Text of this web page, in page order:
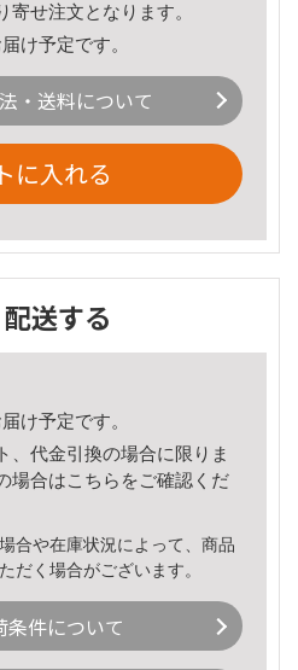
寄せ注文となります。
け予定です。
・送料について
に入れる
配送する
け予定です。
、代金引換の場合に限りま
場合はこちら をご確認くだ
合や在庫状況によって、商品
だく場合がございます。
条件について